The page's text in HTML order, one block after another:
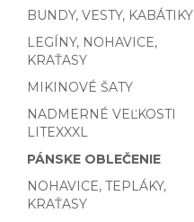
BUNDY, VESTY, KABÁTIKY
LEGÍNY, NOHAVICE,
KRAŤASY
MIKINOVÉ ŠATY
NADMERNÉ VEĽKOSTI
LITEXXXL
PÁNSKE OBLEČENIE
NOHAVICE, TEPLÁKY,
KRAŤASY